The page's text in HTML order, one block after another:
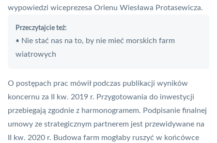
wypowiedzi wiceprezesa Orlenu Wiesława Protasewicza.
Przeczytajcie też:
• Nie stać nas na to, by nie mieć morskich farm
wiatrowych
O postępach prac mówił podczas publikacji wyników
koncernu za II kw. 2019 r. Przygotowania do inwestycji
przebiegają zgodnie z harmonogramem. Podpisanie finalnej
umowy ze strategicznym partnerem jest przewidywane na
II kw. 2020 r. Budowa farm mogłaby ruszyć w końcówce